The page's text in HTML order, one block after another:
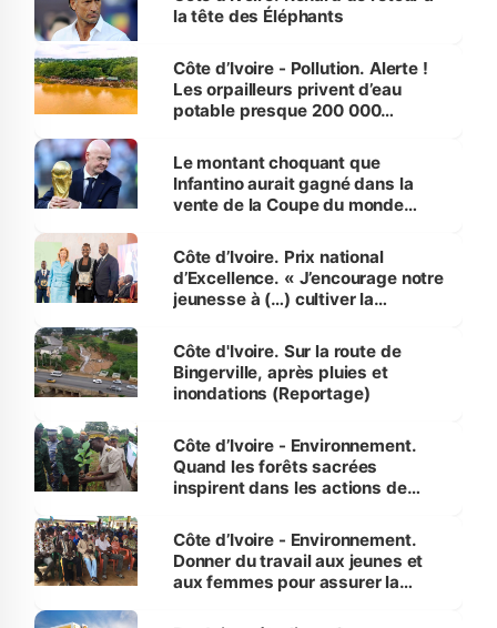
la tête des Éléphants
Côte d’Ivoire - Pollution. Alerte !
Les orpailleurs privent d’eau
potable presque 200 000
Le montant choquant que
Infantino aurait gagné dans la
vente de la Coupe du monde
Côte d’Ivoire. Prix national
d’Excellence. « J’encourage notre
jeunesse à (…) cultiver la
(Alassane Ouattara
Côte d'Ivoire. Sur la route de
Bingerville, après pluies et
inondations (Reportage)
Côte d’Ivoire - Environnement.
Quand les forêts sacrées
inspirent dans les actions de
Côte d’Ivoire - Environnement.
Donner du travail aux jeunes et
aux femmes pour assurer la